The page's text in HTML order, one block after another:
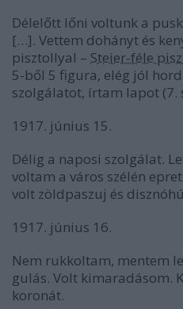
Délelőtt lőni voltunk a
[…]. Vettem dohányt és
pisztollyal – Steier-féle
5-ből 5 figura, elég jól
szolgálatot, írtam lapot (7.
1917. június 15.
Délig a naposi szolgálat.
voltam a város szélén
volt zöldpaszuj és
1917. június 16.
Nem rukkoltam, mentem
gulás. Volt kimaradásom.
koronát.